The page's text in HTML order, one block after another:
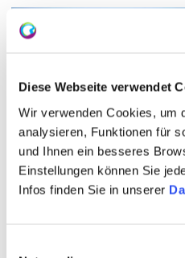
Diese Webseite verwendet
Wir verwenden Cookies, um
analysieren, Funktionen für
und Ihnen ein besseres
Einstellungen können Sie
Infos finden Sie in unserer
Jugenheimer
Der Name der Einzellage
mittelhochdeutschen Wort
bedeutet Quelle.
mehr erfahren